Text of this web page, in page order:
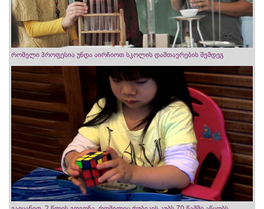
რომელი პროფესია უნდა აირჩიოთ სკოლის დამთავრების შემდეგ